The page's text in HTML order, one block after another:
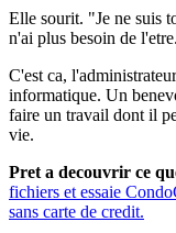
Elle sourit. "Je ne suis
n'ai plus besoin de
C'est ca,
informatique. Un
faire un travail dont il
vie.
Pret a decouvrir ce
fichiers et essaie
sans carte de credit.